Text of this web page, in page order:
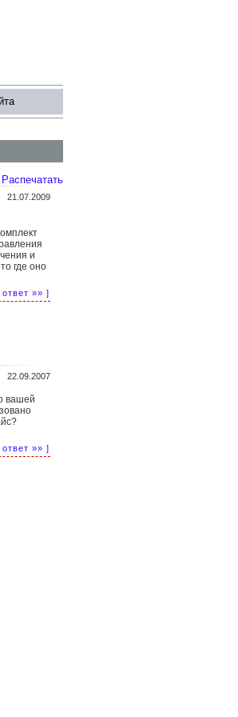
Распечатать
21.07.2009
и
где оно
ответ »» ]
22.09.2007
вашей
ответ »» ]